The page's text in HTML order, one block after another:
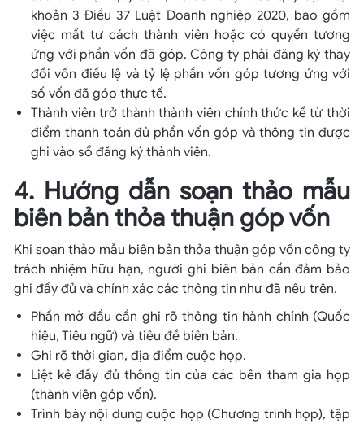
khoản 3 Điều 37 Luật Doanh nghiệp 2020, bao gồm
việc mất tư cách thành viên hoặc có quyền tương
ứng với phần vốn đã góp. Công ty phải đăng ký thay
đổi vốn điều lệ và tỷ lệ phần vốn góp tương ứng với
số vốn đã góp thực tế.
Thành viên trở thành thành viên chính thức kể từ thời
điểm thanh toán đủ phần vốn góp và thông tin được
ghi vào sổ đăng ký thành viên.
4. Hướng dẫn soạn thảo mẫu
biên bản thỏa thuận góp vốn
Khi soạn thảo mẫu biên bản thỏa thuận góp vốn công ty
trách nhiệm hữu hạn, người ghi biên bản cần đảm bảo
ghi đầy đủ và chính xác các thông tin như đã nêu trên.
Phần mở đầu cần ghi rõ thông tin hành chính (Quốc
hiệu, Tiêu ngữ) và tiêu đề biên bản.
Ghi rõ thời gian, địa điểm cuộc họp.
Liệt kê đầy đủ thông tin của các bên tham gia họp
(thành viên góp vốn).
Trình bày nội dung cuộc họp (Chương trình họp), tập